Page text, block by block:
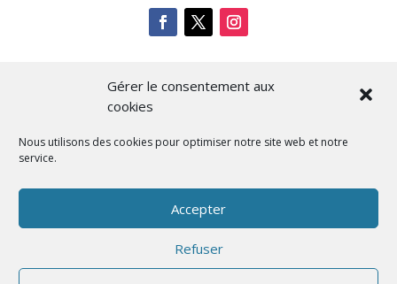
Gérer le consentement aux
cookies
Nous utilisons des cookies pour optimiser notre site web et notre
service.
Accepter
Refuser
Cità di L’Isula
Designed by BKM Web Consulting